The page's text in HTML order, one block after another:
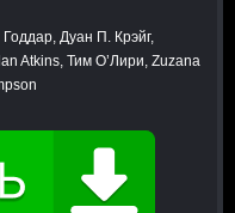
Дуан П. Крэйг,
Atkins, Тим О’Лири, Zuzana